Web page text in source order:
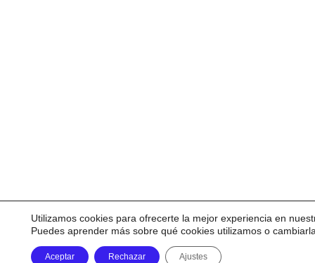
Utilizamos cookies para ofrecerte la mejor experiencia en
Puedes aprender más sobre qué cookies utilizamos o
Aceptar Rechazar Ajustes